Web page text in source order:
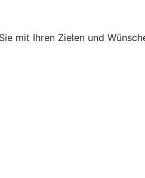
mit Ihren Zielen und